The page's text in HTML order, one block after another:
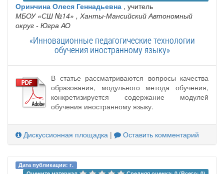
Оринчина Олеся Геннадьевна , учитель
МБОУ «СШ №14» , Ханты-Мансийский Автономный
округ - Югра АО
«Инновационные педагогические технологии
обучения иностранному языку»
В статье рассматриваются вопросы качества
образования, модульного метода обучения,
конкретизируется содержание модулей
обучения иностранному языку.
Дискуссионная площадка | Оставить комментарий
Дата публикации: г.